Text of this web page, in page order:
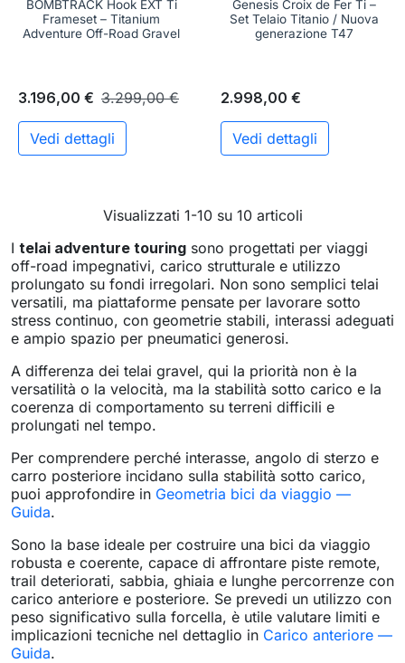
BOMBTRACK Hook EXT Ti
Frameset – Titanium
Adventure Off-Road Gravel
3.196,00 € 3.299,00 €
Vedi dettagli
Genesis Croix de Fer Ti –
Set Telaio Titanio / Nuova
generazione T47
2.998,00 €
Vedi dettagli
Visualizzati 1-10 su 10 articoli
I telai adventure touring sono progettati per viaggi
off-road impegnativi, carico strutturale e utilizzo
prolungato su fondi irregolari. Non sono semplici telai
versatili, ma piattaforme pensate per lavorare sotto
stress continuo, con geometrie stabili, interassi adeguati
e ampio spazio per pneumatici generosi.
A differenza dei telai gravel, qui la priorità non è la
versatilità o la velocità, ma la stabilità sotto carico e la
coerenza di comportamento su terreni difficili e
prolungati nel tempo.
Per comprendere perché interasse, angolo di sterzo e
carro posteriore incidano sulla stabilità sotto carico,
puoi approfondire in Geometria bici da viaggio —
Guida.
Sono la base ideale per costruire una bici da viaggio
robusta e coerente, capace di affrontare piste remote,
trail deteriorati, sabbia, ghiaia e lunghe percorrenze con
carico anteriore e posteriore. Se prevedi un utilizzo con
peso significativo sulla forcella, è utile valutare limiti e
implicazioni tecniche nel dettaglio in Carico anteriore —
Guida.